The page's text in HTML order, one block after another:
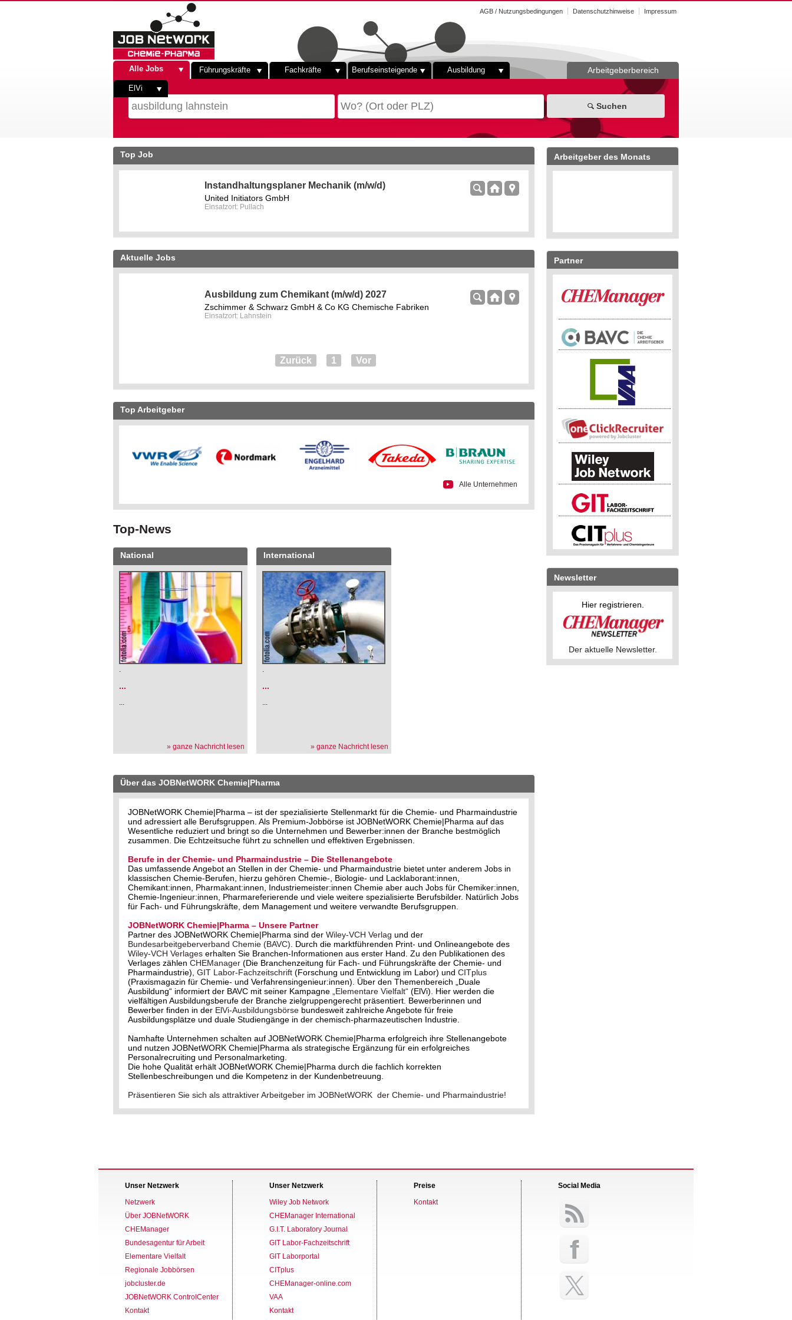
AGB / Nutzungsbedingungen Datenschutzhinweise Impressum
Alle Jobs Führungskräfte Fachkräfte Berufseinsteigende Ausbildung
ElVi
Arbeitgeberbereich
Suchen
Top Job
Instandhaltungsplaner Mechanik (m/w/d)
United Initiators GmbH
Einsatzort: Pullach
Aktuelle Jobs
Ausbildung zum Chemikant (m/w/d) 2027
Zschimmer & Schwarz GmbH & Co KG Chemische Fabriken
Einsatzort: Lahnstein
Zurück 1 Vor
Top Arbeitgeber
Alle Unternehmen
Top-News
National
.
...
...
» ganze Nachricht lesen
International
.
...
...
» ganze Nachricht lesen
Über das JOBNetWORK Chemie|Pharma
JOBNetWORK Chemie|Pharma – ist der spezialisierte Stellenmarkt für die Chemie- und Pharmaindustrie
und adressiert alle Berufsgruppen. Als Premium-Jobbörse ist JOBNetWORK Chemie|Pharma auf das
Wesentliche reduziert und bringt so die Unternehmen und Bewerber:innen der Branche bestmöglich
zusammen. Die Echtzeitsuche führt zu schnellen und effektiven Ergebnissen.
Berufe in der Chemie- und Pharmaindustrie – Die Stellenangebote
Das umfassende Angebot an Stellen in der Chemie- und Pharmaindustrie bietet unter anderem Jobs in
klassischen Chemie-Berufen, hierzu gehören Chemie-, Biologie- und Lacklaborant:innen,
Chemikant:innen, Pharmakant:innen, Industriemeister:innen Chemie aber auch Jobs für Chemiker:innen,
Chemie-Ingenieur:innen, Pharmareferierende und viele weitere spezialisierte Berufsbilder. Natürlich Jobs
für Fach- und Führungskräfte, dem Management und weitere verwandte Berufsgruppen.
JOBNetWORK Chemie|Pharma – Unsere Partner
Partner des JOBNetWORK Chemie|Pharma sind der Wiley-VCH Verlag und der
Bundesarbeitgeberverband Chemie (BAVC). Durch die marktführenden Print- und Onlineangebote des
Wiley-VCH Verlages erhalten Sie Branchen-Informationen aus erster Hand. Zu den Publikationen des
Verlages zählen CHEManager (Die Branchenzeitung für Fach- und Führungskräfte der Chemie- und
Pharmaindustrie), GIT Labor-Fachzeitschrift (Forschung und Entwicklung im Labor) und CITplus
(Praxismagazin für Chemie- und Verfahrensingenieur:innen). Über den Themenbereich „Duale
Ausbildung“ informiert der BAVC mit seiner Kampagne „Elementare Vielfalt“ (ElVi). Hier werden die
vielfältigen Ausbildungsberufe der Branche zielgruppengerecht präsentiert. Bewerberinnen und
Bewerber finden in der ElVi-Ausbildungsbörse bundesweit zahlreiche Angebote für freie
Ausbildungsplätze und duale Studiengänge in der chemisch-pharmazeutischen Industrie.
Namhafte Unternehmen schalten auf JOBNetWORK Chemie|Pharma erfolgreich ihre Stellenangebote
und nutzen JOBNetWORK Chemie|Pharma als strategische Ergänzung für ein erfolgreiches
Personalrecruiting und Personalmarketing.
Die hohe Qualität erhält JOBNetWORK Chemie|Pharma durch die fachlich korrekten
Stellenbeschreibungen und die Kompetenz in der Kundenbetreuung.
Präsentieren Sie sich als attraktiver Arbeitgeber im JOBNetWORK der Chemie- und Pharmaindustrie!
Arbeitgeber des Monats
Partner
Newsletter
Hier registrieren.
Der aktuelle Newsletter.
Unser Netzwerk
Netzwerk
Über JOBNetWORK
CHEManager
Bundesagentur für Arbeit
Elementare Vielfalt
Regionale Jobbörsen
jobcluster.de
JOBNetWORK ControlCenter
Kontakt
Unser Netzwerk
Wiley Job Network
CHEManager International
G.I.T. Laboratory Journal
GIT Labor-Fachzeitschrift
GIT Laborportal
CITplus
CHEManager-online.com
VAA
Kontakt
Preise
Kontakt
Social Media